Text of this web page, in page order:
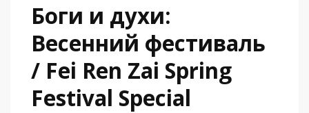
Боги и духи:
Весенний фестиваль
/ Fei Ren Zai Spring
Festival Special